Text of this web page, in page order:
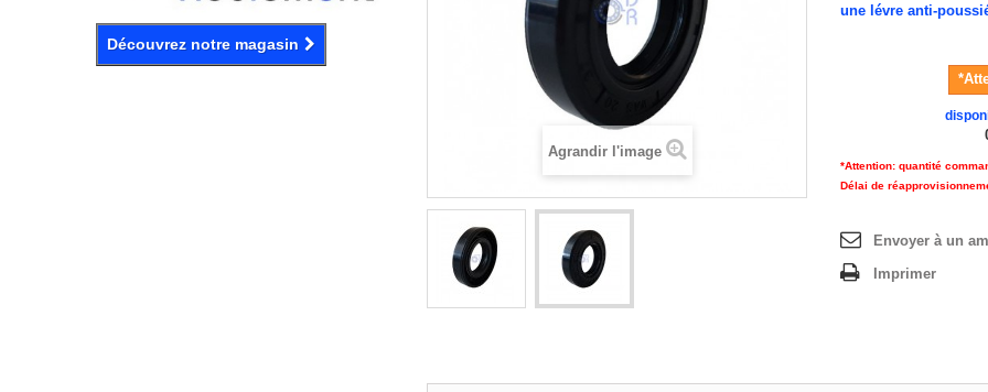
Découvrez notre magasin
Agrandir l'image
une lévre anti-
*Attention: quantité
Délai de
Envoyer à un
Imprimer